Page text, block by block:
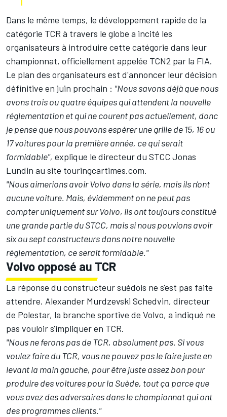
Dans le même temps, le développement rapide de la
catégorie TCR à travers le globe a incité les
organisateurs à introduire cette catégorie dans leur
championnat, officiellement appelée TCN2 par la FIA.
Le plan des organisateurs est d'annoncer leur décision
définitive en juin prochain : "Nous savons déjà que nous
avons trois ou quatre équipes qui attendent la nouvelle
réglementation et qui ne courent pas actuellement, donc
je pense que nous pouvons espérer une grille de 15, 16 ou
17 voitures pour la première année, ce qui serait
formidable", explique le directeur du STCC Jonas
Lundin au site touringcartimes.com.
"Nous aimerions avoir Volvo dans la série, mais ils n'ont
aucune voiture. Mais, évidemment on ne peut pas
compter uniquement sur Volvo, ils ont toujours constitué
une grande partie du STCC, mais si nous pouvions avoir
six ou sept constructeurs dans notre nouvelle
réglementation, ce serait formidable."
Volvo opposé au TCR
La réponse du constructeur suédois ne s'est pas faite
attendre. Alexander Murdzevski Schedvin, directeur
de Polestar, la branche sportive de Volvo, a indiqué ne
pas vouloir s'impliquer en TCR.
"Nous ne ferons pas de TCR, absolument pas. Si vous
voulez faire du TCR, vous ne pouvez pas le faire juste en
levant la main gauche, pour être juste assez bon pour
produire des voitures pour la Suède, tout ça parce que
vous avez des adversaires dans le championnat qui ont
des programmes clients."